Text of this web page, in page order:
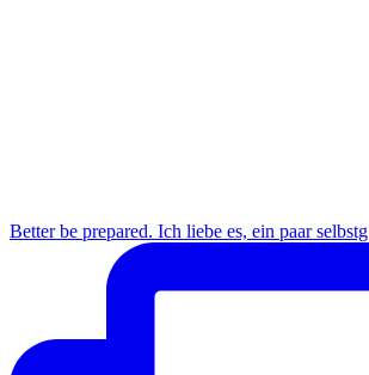
Better be prepared. Ich liebe es, ein paar selbstg